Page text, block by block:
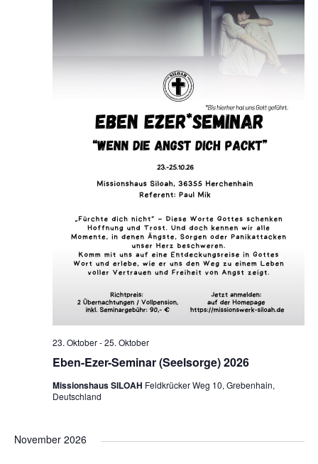
Eben-Ezer-Seminar (Seelsorge) 2026
23. Oktober-25. Oktober
Missionshaus SILOAH Feldkrücker Weg 10, Grebenhain,
Deutschland
November 2026